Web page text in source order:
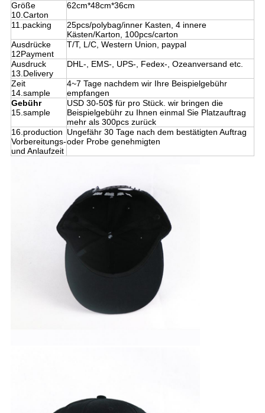
Größe
10.Carton
62cm*48cm*36cm
11.packing
25pcs/polybag/inner Kasten, 4 innere
Kästen/Karton, 100pcs/carton
Ausdrücke
12Payment
T/T, L/C, Western Union, paypal
Ausdruck
13.Delivery
DHL-, EMS-, UPS-, Fedex-, Ozeanversand etc.
Zeit
14.sample
4~7 Tage nachdem wir Ihre Beispielgebühr
empfangen
Gebühr
15.sample
USD 30-50$ für pro Stück. wir bringen die
Beispielgebühr zu Ihnen einmal Sie Platzauftrag
mehr als 300pcs zurück
16.production
Vorbereitungs-
und Anlaufzeit
Ungefähr 30 Tage nach dem bestätigten Auftrag
oder Probe genehmigten